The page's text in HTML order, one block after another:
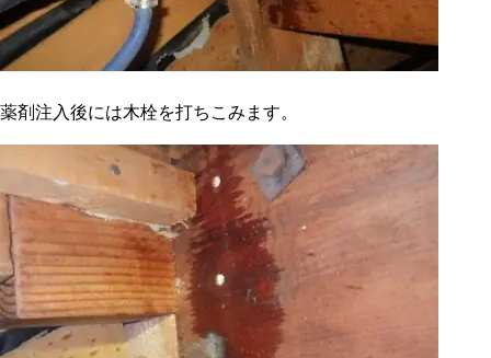
薬剤注入後には木栓を打ちこみます。